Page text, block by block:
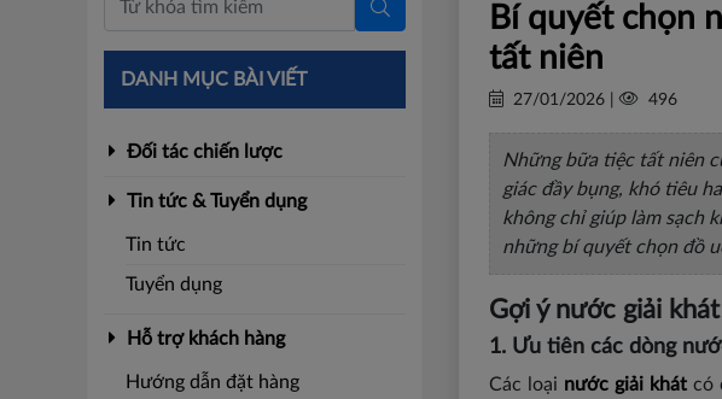
Bí quyết chọn
tất niên
27/01/2026 | 496
Những bữa tiệc tất niên
giác đầy bụng, khó tiêu
không chỉ giúp làm sạch
những bí quyết chọn đồ
Gợi ý nước giải
1. Ưu tiên các dòng
Các loại nước giải khát có
DANH MỤC BÀI VIẾT
Đối tác chiến lược
Tin tức & Tuyển dụng
Tin tức
Tuyển dụng
Hỗ trợ khách hàng
Hướng dẫn đặt hàng